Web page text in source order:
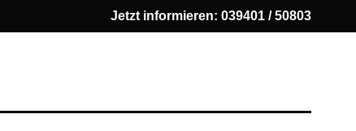
Jetzt informieren: 039401 / 50803